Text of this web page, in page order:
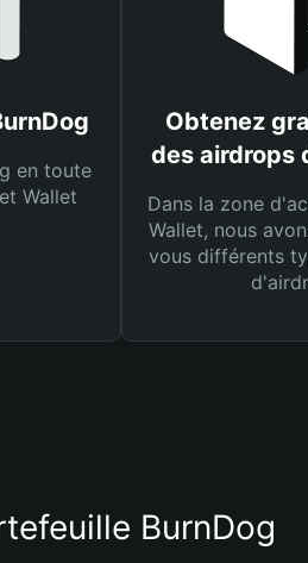
en toute
Wallet
Obtenez
des airdrops
Dans la zone
Wallet, nous
vous différents
BurnDog